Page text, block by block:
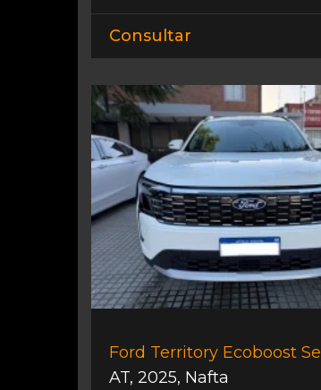
Consultar
Ford Territory Ecoboost Sel
AT, 2025, Nafta